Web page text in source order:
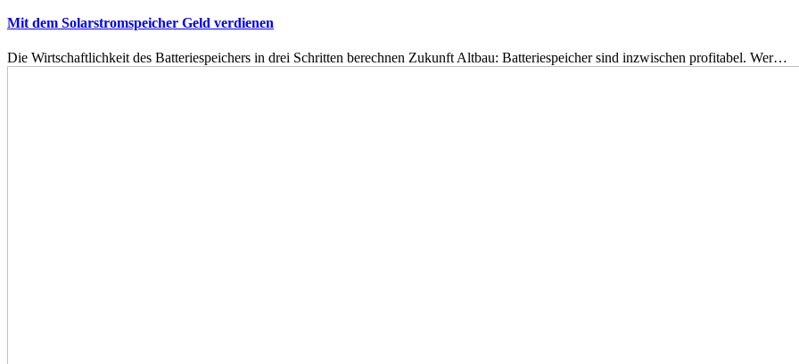
Mit dem Solarstromspeicher Geld verdienen
Die Wirtschaftlichkeit des Batteriespeichers in drei Schritten berechnen Zukunft Altbau: Batteriespeicher sind inzwischen profitabel. Wer…